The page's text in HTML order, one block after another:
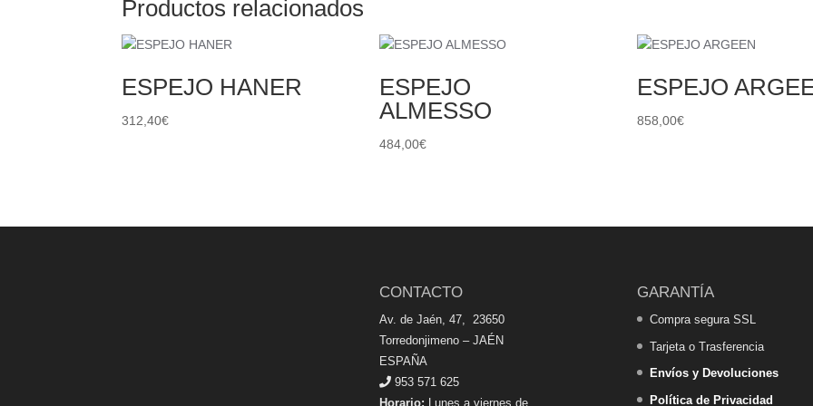
Productos relacionados
ESPEJO HANER
312,40€
ESPEJO
ALMESSO
484,00€
ESPEJO
858,00€
CONTACTO
Av. de Jaén, 47, 23650
Torredonjimeno – JAÉN
ESPAÑA
953 571 625
Horario: Lunes a viernes de
GARANTÍA
Compra segura SSL
Tarjeta o Trasferencia
Envíos y Devoluciones
Política de Privacidad